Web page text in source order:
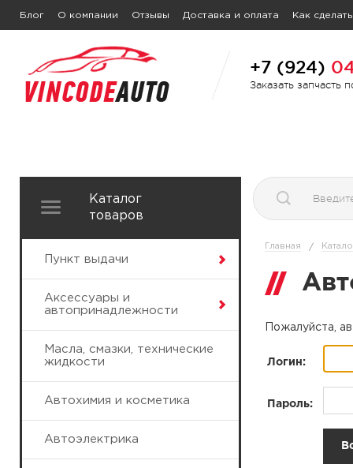
Блог О компании Отзывы Доставка и оплата Как
+7 (924)
Заказать запчасть
Каталог
товаров
Пункт выдачи
Аксессуары и
автопринадлежности
Масла, смазки, технические
жидкости
Автохимия и косметика
Автоэлектрика
Главная /
Пожалуйста,
Логин:
Пароль: